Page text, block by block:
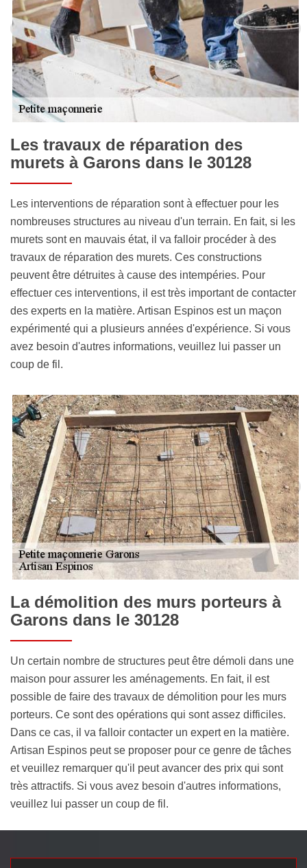
Les travaux de réparation des
murets à Garons dans le 30128
Les interventions de réparation sont à effectuer pour les
nombreuses structures au niveau d'un terrain. En fait, si les
murets sont en mauvais état, il va falloir procéder à des
travaux de réparation des murets. Ces constructions
peuvent être détruites à cause des intempéries. Pour
effectuer ces interventions, il est très important de contacter
des experts en la matière. Artisan Espinos est un maçon
expérimenté qui a plusieurs années d'expérience. Si vous
avez besoin d'autres informations, veuillez lui passer un
coup de fil.
La démolition des murs porteurs à
Garons dans le 30128
Un certain nombre de structures peut être démoli dans une
maison pour assurer les aménagements. En fait, il est
possible de faire des travaux de démolition pour les murs
porteurs. Ce sont des opérations qui sont assez difficiles.
Dans ce cas, il va falloir contacter un expert en la matière.
Artisan Espinos peut se proposer pour ce genre de tâches
et veuillez remarquer qu'il peut avancer des prix qui sont
très attractifs. Si vous avez besoin d'autres informations,
veuillez lui passer un coup de fil.